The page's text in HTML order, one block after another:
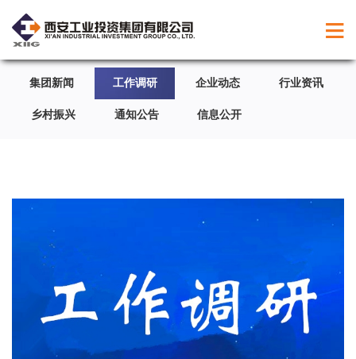
集团新闻 工作调研 企业动态 行业资讯
乡村振兴 通知公告 信息公开